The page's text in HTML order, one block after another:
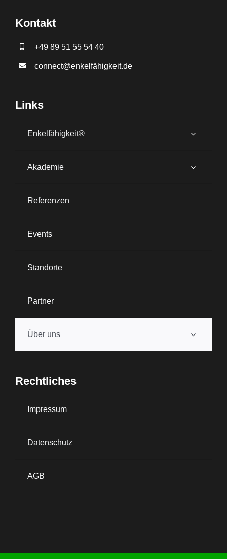
Kontakt
+49 89 51 55 54 40
connect@enkelfähigkeit.de
Links
Enkelfähigkeit®
Akademie
Referenzen
Events
Standorte
Partner
Über uns
Rechtliches
Impressum
Datenschutz
AGB